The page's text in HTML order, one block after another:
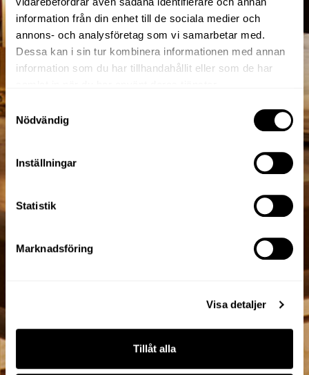
information från din enhet till de sociala medier och
annons- och analysföretag som vi samarbetar med.
Dessa kan i sin tur kombinera informationen med annan
information som du har tillhandahållit eller som de har
Samtyckesval
Nödvändig
Inställningar
Statistik
Marknadsföring
Visa detaljer
Tillåt alla